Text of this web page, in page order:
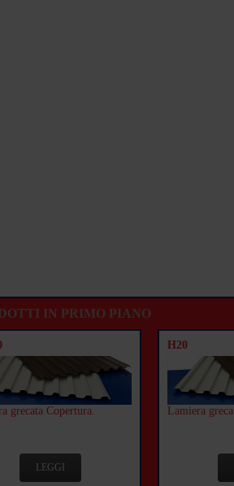
IN PRIMO PIANO
grecata Copertura.
LEGGI
H20
Lamiera